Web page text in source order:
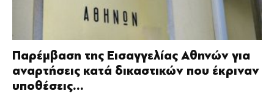
Παρέμβαση της Εισαγγελίας Αθηνών για
αναρτήσεις κατά δικαστικών που έκριναν
υποθέσεις...